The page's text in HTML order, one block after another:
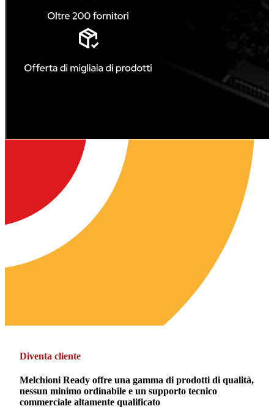
Diventa cliente
Melchioni Ready offre una gamma di prodotti di qualità,
nessun minimo ordinabile e un supporto tecnico
commerciale altamente qualificato